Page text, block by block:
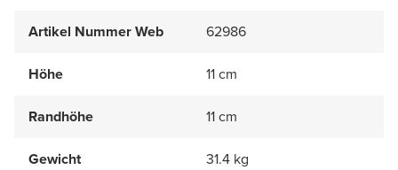
Artikel Nummer Web 62986
Höhe 11 cm
Randhöhe 11 cm
Gewicht 31.4 kg